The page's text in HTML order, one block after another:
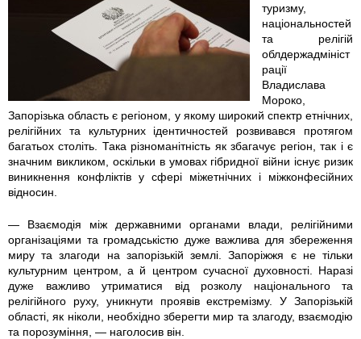
туризму,
національностей
та релігій
облдержадмініст
рації
Владислава
Мороко,
Запорізька область є регіоном, у якому широкий спектр етнічних,
релігійних та культурних ідентичностей розвивався протягом
багатьох століть. Така різноманітність як збагачує регіон, так і є
значним викликом, оскільки в умовах гібридної війни існує ризик
виникнення конфліктів у сфері міжетнічних і міжконфесійних
відносин.
— Взаємодія між державними органами влади, релігійними
організаціями та громадськістю дуже важлива для збереження
миру та злагоди на запорізькій землі. Запоріжжя є не тільки
культурним центром, а й центром сучасної духовності. Наразі
дуже важливо утриматися від розколу національного та
релігійного руху, уникнути проявів екстремізму. У Запорізькій
області, як ніколи, необхідно зберегти мир та злагоду, взаємодію
та порозуміння, — наголосив він.